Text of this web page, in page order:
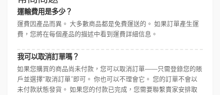
運輸費用是多少？
運費因產品而異。 大多數商品都是免費運送的。 如果訂單產生運
費，您將在每個產品的描述中看到運費詳細信息。
我可以取消訂單嗎？
如果您購買的商品尚未付款，您可以取消訂單——只需登錄您的賬
戶並選擇“取消訂單”即可。 你也可以不理會它。 您的訂單不會以
未付款狀態發貨。 如果您的付款已完成，您需要聯繫賣家安排取